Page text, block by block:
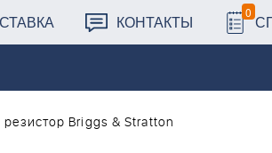
КОНТАКТЫ 0
Briggs & Stratton